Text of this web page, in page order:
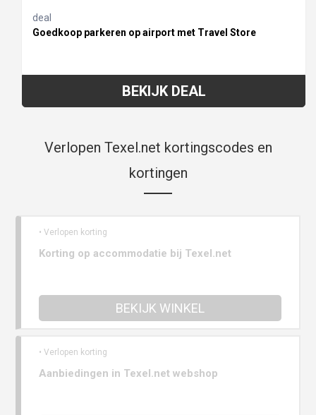
deal
Goedkoop parkeren op airport met Travel Store
BEKIJK DEAL
Verlopen Texel.net kortingscodes en
kortingen
• Verlopen korting
Korting op accommodatie bij Texel.net
BEKIJK WINKEL
• Verlopen korting
Aanbiedingen in Texel.net webshop